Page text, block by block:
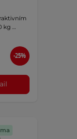
…
-25%